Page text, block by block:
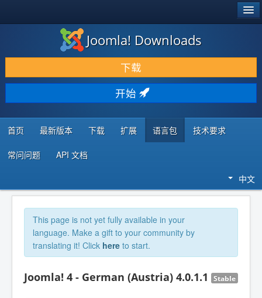
下载 & 扩展
发现 & 学习
社区 & 支持
开发者资源
Joomla! Downloads
下载
开始
首页 最新版本 下载 扩展 语言包 技术要求
常问问题 API 文档
中文
This page is not yet fully available in your
language. Make a gift to your community by
translating it! Click here to start.
Joomla! 4 - German (Austria) 4.0.1.1 Stable